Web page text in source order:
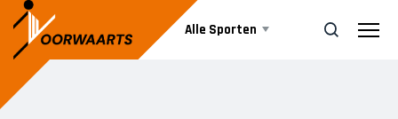
Alle Sporten